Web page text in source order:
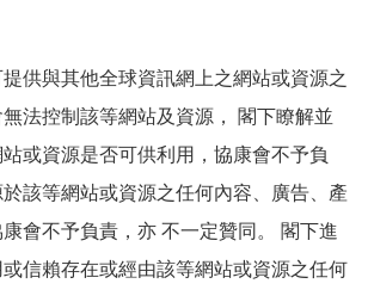
供與其他全球資訊網上之網站或資源之
法控制該等網站及資源， 閣下瞭解並
或資源是否可供利用，協康會不予負
該等網站或資源之任何內容、廣告、產
會不予負責，亦 不一定贊同。 閣下進
信賴存在或經由該等網站或資源之任何